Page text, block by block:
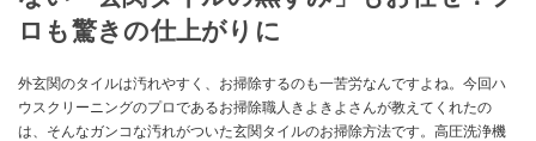
ロも驚きの仕上がりに
外玄関のタイルは汚れやすく、お掃除するのも一苦労なんですよね。今回ハ
ウスクリーニングのプロであるお掃除職人きよきよさんが教えてくれたの
は、そんなガンコな汚れがついた玄関タイルのお掃除方法です。高圧洗浄機